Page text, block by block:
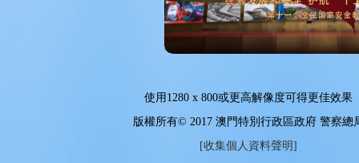
使用 1280 x 800或更高解像度可得更佳效果
版權所有© 2017 澳門特別行政區政府 警察總
[收集個人資料聲明]